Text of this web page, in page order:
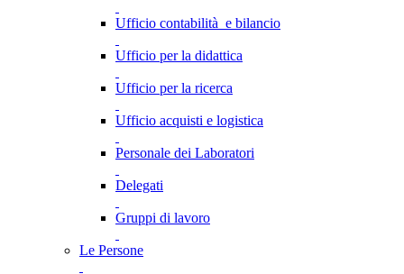
Ufficio contabilità e bilancio
Ufficio per la didattica
Ufficio per la ricerca
Ufficio acquisti e logistica
Personale dei Laboratori
Delegati
Gruppi di lavoro
Le Persone